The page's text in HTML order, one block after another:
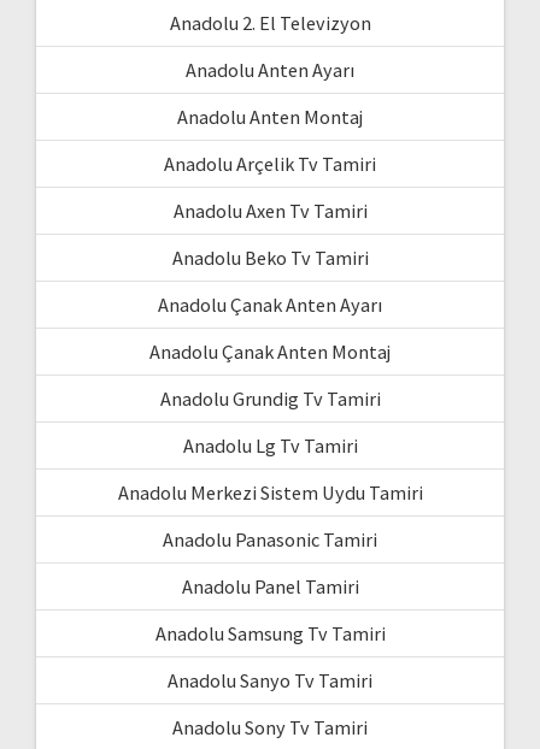
Anadolu 2. El Televizyon
Anadolu Anten Ayarı
Anadolu Anten Montaj
Anadolu Arçelik Tv Tamiri
Anadolu Axen Tv Tamiri
Anadolu Beko Tv Tamiri
Anadolu Çanak Anten Ayarı
Anadolu Çanak Anten Montaj
Anadolu Grundig Tv Tamiri
Anadolu Lg Tv Tamiri
Anadolu Merkezi Sistem Uydu Tamiri
Anadolu Panasonic Tamiri
Anadolu Panel Tamiri
Anadolu Samsung Tv Tamiri
Anadolu Sanyo Tv Tamiri
Anadolu Sony Tv Tamiri